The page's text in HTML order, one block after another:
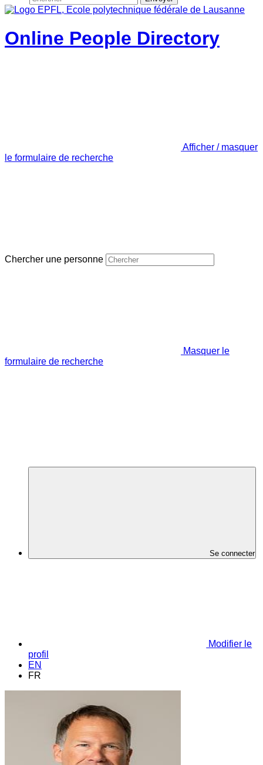
Online People Directory
Afficher / masquer
le formulaire de recherche
Chercher une personne
Masquer le
formulaire de recherche
Se connecter
Modifier le
profil
EN
FR